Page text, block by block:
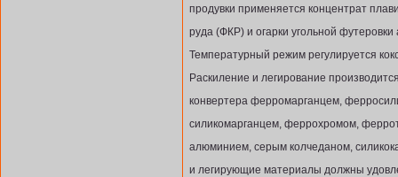
продувки применяется концентрат
руда (ФКР) и огарки угольной
Температурный режим регулируется
Раскиление и легирование
конвертера ферромарганцем,
силикомарганцем, феррохромом,
алюминием, серым колчеданом,
и легирующие материалы должны